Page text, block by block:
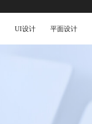
UI设计 平面设计